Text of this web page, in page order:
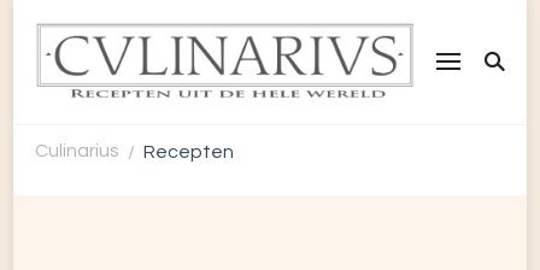
CULINARIUS
Culinarius / Recepten